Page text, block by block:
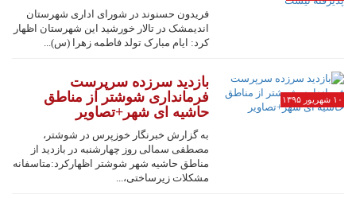
فریدون حسنوند در شورای اداری شهرستان
اندیمشک در تالار خورشید این شهرستان اظهار
کرد: ایام مبارک تولد فاطمه زهرا (س)...
۱۰ شهریور ۱۳۹۵
بازدید سرزده سرپرست
فرمانداری شوشتر از مناطق
حاشیه ای شهر+تصاویر
به گزارش خبرنگار خوزپرس در شوشتر،
مصطفی سمالی روز چهارشنبه در بازدید از
مناطق حاشیه شهر شوشتر اظهارکرد:متاسفانه
مشکلات زیرساختی،...